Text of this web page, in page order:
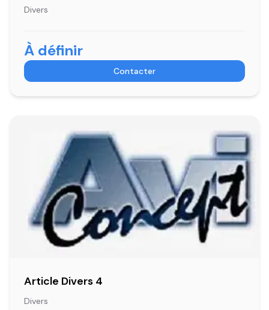
Divers
À définir
Contacter
Article Divers 4
Divers